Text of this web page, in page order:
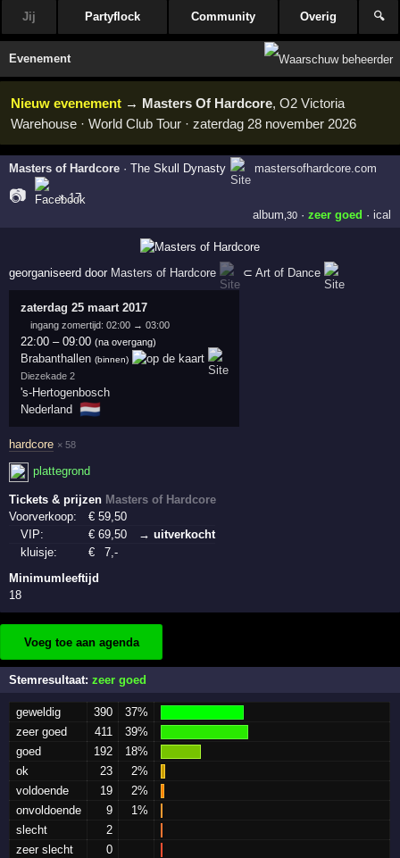
Jij Partyflock Community Overig 🔍
Evenement
Nieuw evenement → Masters Of Hardcore, O2 Victoria
Warehouse · World Club Tour · zaterdag 28 november 2026
Masters of Hardcore ·The Skull Dynasty mastersofhardcore.com
📷
× 17
album ,30· zeer goed · ical
georganiseerd door Masters of Hardcore ⊂Art of Dance
zaterdag 25 maart 2017
ingang zomertijd: 02:00 → 03:00
22:00 –09:00(na overgang)
Brabanthallen (binnen)
Diezekade 2
's-Hertogenbosch
Nederland
🇳🇱
hardcore × 58
plattegrond
Tickets & prijzen Masters of Hardcore
Voorverkoop:
€59 ,50
VIP:
€69 ,50
→ uitverkocht
kluisje:
€ 7 ,-
Minimumleeftijd
18
Voeg toe aan agenda
Stemresultaat:zeer goed
geweldig 390
37%
zeer goed
411
39%
goed
192
18%
ok
23
2%
voldoende
19
2%
onvoldoende
9
1%
slecht
2
zeer slecht
0